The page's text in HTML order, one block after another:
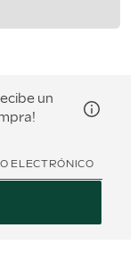
un
ELECTRÓNICO